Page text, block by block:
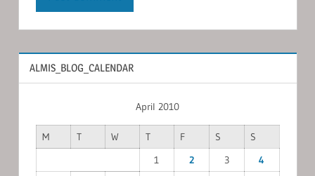
ALMIS_BLOG_CALENDAR
April 2010
M T W T F S
S
1
2 3
4